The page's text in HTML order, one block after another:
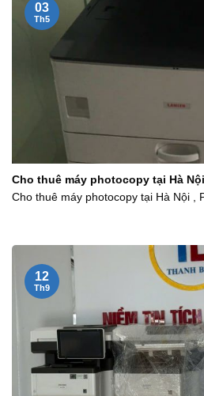
Cho thuê máy photocopy tại Hà
Cho thuê máy photocopy tại Hà Nội ,
03
Th5
12
Th9